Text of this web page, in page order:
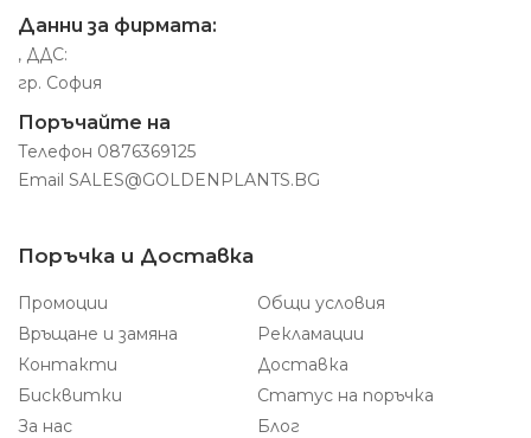
Данни за фирмата:
, ДДС:
гр. София
Поръчайте на
Телефон 0876369125
Email SALES@GOLDENPLANTS.BG
Поръчка и Доставка
Промоции
Общи условия
Връщане и замяна
Рекламации
Контакти
Доставка
Бисквитки
Статус на поръчка
За нас
Блог